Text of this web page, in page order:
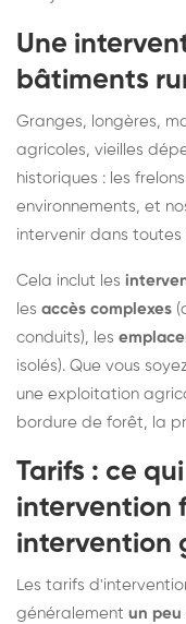
Une
bâtiments
Granges, longères,
agricoles, vieilles
historiques : les
environnements, et
intervenir dans toutes
Cela inclut les
les accès complexes
conduits), les
isolés). Que vous
une exploitation
bordure de forêt, la
Tarifs : ce
intervention
intervention
Les tarifs
généralement un peu